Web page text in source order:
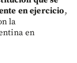
en ejercicio,
la
en